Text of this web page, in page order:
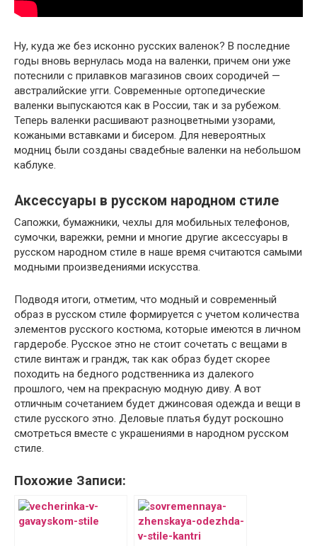
Ну, куда же без исконно русских валенок? В последние
годы вновь вернулась мода на валенки, причем они уже
потеснили с прилавков магазинов своих сородичей —
австралийские угги. Современные ортопедические
валенки выпускаются как в России, так и за рубежом.
Теперь валенки расшивают разноцветными узорами,
кожаными вставками и бисером. Для невероятных
модниц были созданы свадебные валенки на небольшом
каблуке.
Аксессуары в русском народном стиле
Сапожки, бумажники, чехлы для мобильных телефонов,
сумочки, варежки, ремни и многие другие аксессуары в
русском народном стиле в наше время считаются самыми
модными произведениями искусства.
Подводя итоги, отметим, что модный и современный
образ в русском стиле формируется с учетом количества
элементов русского костюма, которые имеются в личном
гардеробе. Русское этно не стоит сочетать с вещами в
стиле винтаж и грандж, так как образ будет скорее
походить на бедного родственника из далекого
прошлого, чем на прекрасную модную диву. А вот
отличным сочетанием будет джинсовая одежда и вещи в
стиле русского этно. Деловые платья будут роскошно
смотреться вместе с украшениями в народном русском
стиле.
Похожие Записи: